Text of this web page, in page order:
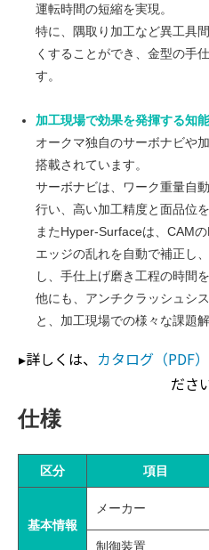
運転時間の短縮を実現。
特に、隅取り加工など異工具
くすることができ、金型の手
す。
加工現場で効果を発揮する知
オークマ独自のサーボナビや
搭載されています。
サーボナビは、ワーク重量自
行い、高い加工精度と面品位を
またHyper-Surfaceは、CAM
エッジの乱れを自動で補正し
し、手仕上げ磨き工程の時間を
他にも、アンチクラッシュシ
と、加工現場での様々な課題
▸詳しくは、 カタログ（PDF）
ださ
仕様
区分 項目
基本情報
メーカー
制御装置